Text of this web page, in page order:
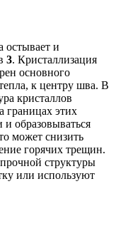
остывает и
3. Кристаллизация
основного
к центру шва. В
кристаллов
границах этих
и образовываться
может снизить
горячих трещин.
структуры
или используют